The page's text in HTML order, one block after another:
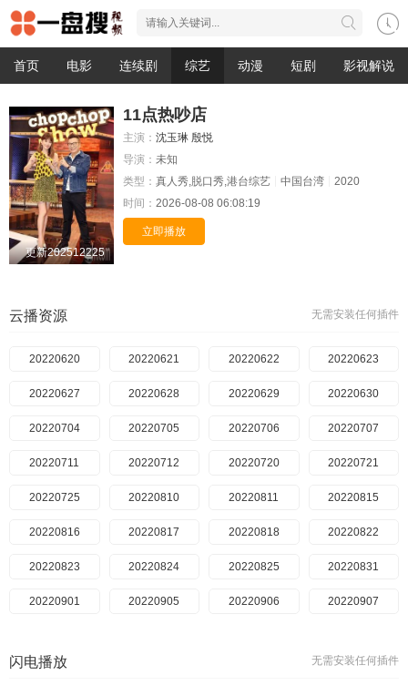
首页 电影 连续剧 综艺 动漫 短剧 影视解说
更新202512225
11点热吵店
主演： 沈玉琳 殷悦
导演： 未知
类型： 真人秀,脱口秀,港台综艺 中国台湾
2020
时间： 2026-08-08 06:08:19
立即播放
无需安装任何插件
云播资源
20220620 20220621 20220622 20220623
20220627 20220628 20220629 20220630
20220704 20220705 20220706 20220707
20220711 20220712 20220720 20220721
20220725 20220810 20220811 20220815
20220816 20220817 20220818 20220822
20220823 20220824 20220825 20220831
20220901 20220905 20220906 20220907
20220915
无需安装任何插件
闪电播放